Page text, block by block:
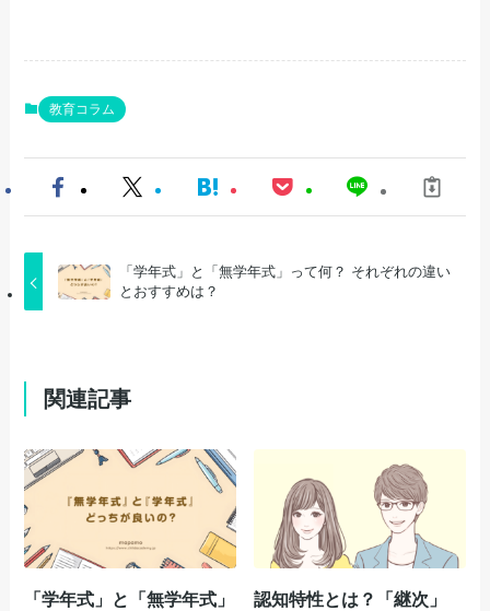
教育コラム
「学年式」と「無学年式」って何？ それぞれの違い
とおすすめは？
関連記事
「学年式」と「無学年式」
認知特性とは？「継次」